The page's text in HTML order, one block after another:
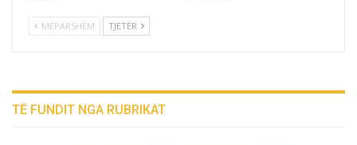
MËPARSHËM TJETËR
TË FUNDIT NGA RUBRIKAT